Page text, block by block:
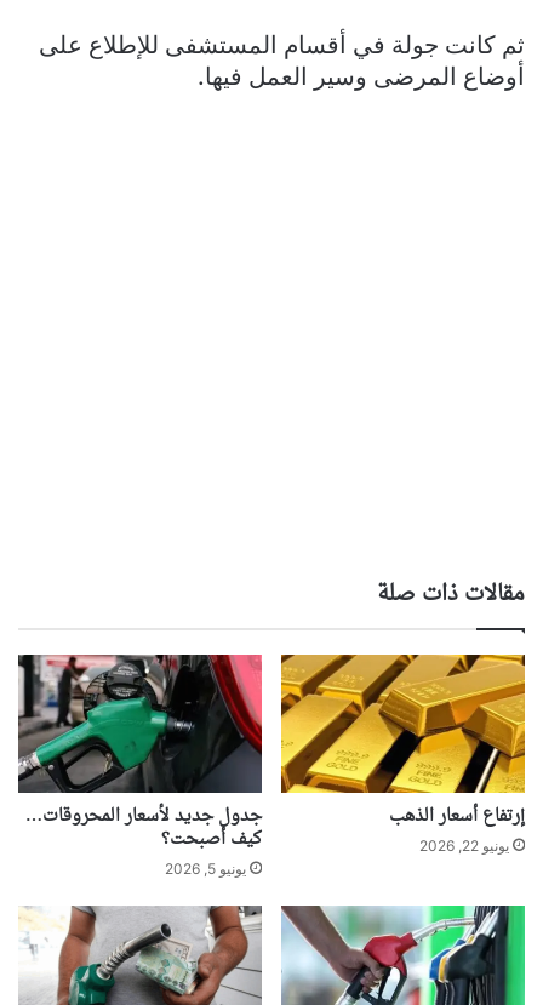
ثم كانت جولة في أقسام المستشفى للإطلاع على
أوضاع المرضى وسير العمل فيها.
مقالات ذات صلة
إرتفاع أسعار الذهب
يونيو 22, 2026
جدول جديد لأسعار المحروقات…
كيف أصبحت؟
يونيو 5, 2026